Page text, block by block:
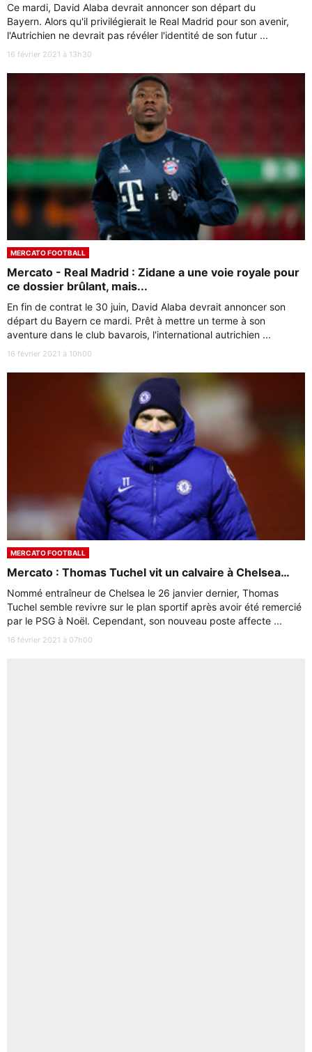
Ce mardi, David Alaba devrait annoncer son départ du
Bayern. Alors qu'il privilégierait le Real Madrid pour son avenir,
l'Autrichien ne devrait pas révéler l'identité de son futur ...
16 février 2021 à 13h30
MERCATO FOOTBALL
Mercato - Real Madrid : Zidane a une voie royale pour
ce dossier brûlant, mais...
En fin de contrat le 30 juin, David Alaba devrait annoncer son
départ du Bayern ce mardi. Prêt à mettre un terme à son
aventure dans le club bavarois, l'international autrichien ...
16 février 2021 à 10h00
MERCATO FOOTBALL
Mercato : Thomas Tuchel vit un calvaire à Chelsea…
Nommé entraîneur de Chelsea le 26 janvier dernier, Thomas
Tuchel semble revivre sur le plan sportif après avoir été remercié
par le PSG à Noël. Cependant, son nouveau poste affecte ...
16 février 2021 à 07h00